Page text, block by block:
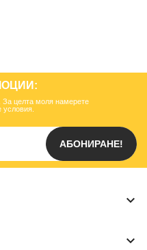
целта моля намерете
условия.
АБОНИРАНЕ!
keyboard_arrow_down
keyboard_arrow_down